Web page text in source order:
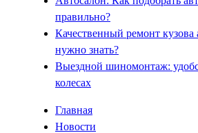
правильно?
Качественный ремонт кузова
нужно знать?
Выездной шиномонтаж:
колесах
Главная
Новости